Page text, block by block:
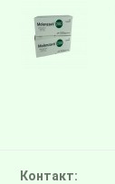
Контакт: